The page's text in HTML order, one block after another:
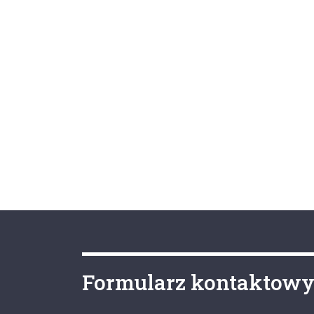
Formularz kontaktowy